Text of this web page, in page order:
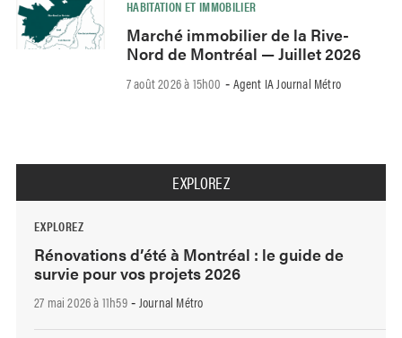
HABITATION ET IMMOBILIER
Marché immobilier de la Rive-
Nord de Montréal — Juillet 2026
7 août 2026 à 15h00 - Agent IA Journal Métro
EXPLOREZ
EXPLOREZ
Rénovations d’été à Montréal : le guide de
survie pour vos projets 2026
27 mai 2026 à 11h59- Journal Métro